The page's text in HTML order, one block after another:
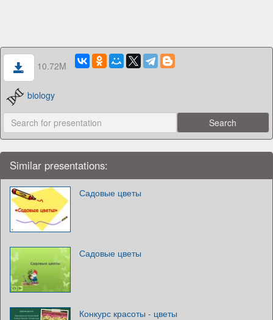
10.72M
biology
Similar presentations:
Садовые цветы
Садовые цветы
Конкурс красоты - цветы